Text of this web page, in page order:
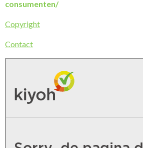
consumenten/
Copyright
Contact